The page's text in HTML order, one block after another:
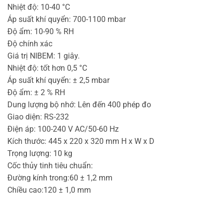
Nhiệt độ: 10-40 °C
Áp suất khí quyển: 700-1100 mbar
Độ ẩm: 10-90 % RH
Độ chính xác
Giá trị NIBEM: 1 giây.
Nhiệt độ: tốt hơn 0,5 °C
Áp suất khí quyển: ± 2,5 mbar
Độ ẩm: ± 2 % RH
Dung lượng bộ nhớ: Lên đến 400 phép đo
Giao diện: RS-232
Điện áp: 100-240 V AC/50-60 Hz
Kích thước: 445 x 220 x 320 mm H x W x D
Trọng lượng: 10 kg
Cốc thủy tinh tiêu chuẩn:
Đường kính trong:60 ± 1,2 mm
Chiều cao:120 ± 1,0 mm